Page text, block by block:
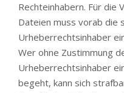
Rechteinhabern. Für die
Dateien muss vorab die
Urheberrechtsinhaber
Wer ohne Zustimmung
Urheberrechtsinhaber
begeht, kann sich